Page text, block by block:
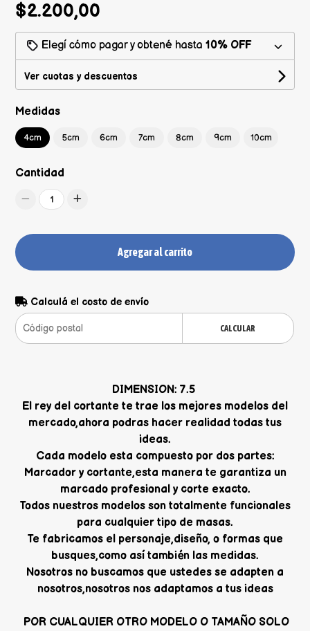
$2.200,00
Elegí cómo pagar y obtené hasta10% OFF
Ver cuotas y descuentos
Medidas
4cm 5cm 6cm 7cm 8cm 9cm 10cm
Cantidad
1
Agregar al carrito
Calculá el costo de envío
CALCULAR
DIMENSION: 7.5
El rey del cortante te trae los mejores modelos del
mercado,ahora podras hacer realidad todas tus
ideas.
Cada modelo esta compuesto por dos partes:
Marcador y cortante,esta manera te garantiza un
marcado profesional y corte exacto.
Todos nuestros modelos son totalmente funcionales
para cualquier tipo de masas.
Te fabricamos el personaje,diseño, o formas que
busques,como así también las medidas.
Nosotros no buscamos que ustedes se adapten a
nosotros,nosotros nos adaptamos a tus ideas
POR CUALQUIER OTRO MODELO O TAMAÑO SOLO